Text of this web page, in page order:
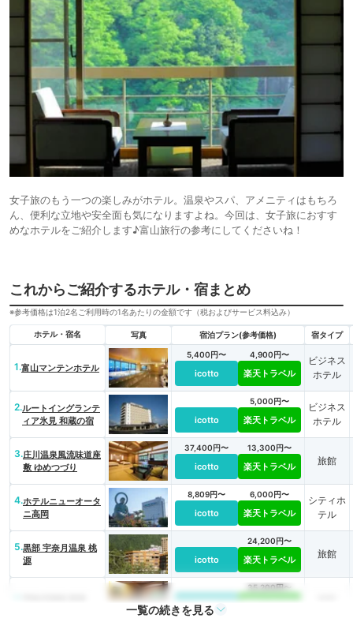
女子旅のもう一つの楽しみがホテル。温泉やスパ、アメニティはもちろ
ん、便利な立地や安全面も気になりますよね。今回は、女子旅におすす
めなホテルをご紹介します♪富山旅行の参考にしてくださいね！
これからご紹介するホテル・宿まとめ
※参考価格は1泊2名ご利用時の1名あたりの金額です（税およびサービス料込み）
ホテル・宿名 写真 宿泊プラン(参考価格) 宿タイプ
1.富山マンテンホテル
5,400円〜
icotto
4,900円〜
楽天トラベル
ビジネス
ホテル
2.ルートイングランテ
ィア氷見 和蔵の宿
icotto
5,000円〜
楽天トラベル
ビジネス
ホテル
3.庄川温泉風流味道座
敷 ゆめつづり
37,400円〜
icotto
13,300円〜
楽天トラベル 旅館
4.ホテルニューオータ
ニ高岡
8,809円〜
icotto
6,000円〜
楽天トラベル
シティホ
テル
5.黒部 宇奈月温泉 桃
源
icotto
24,200円〜
楽天トラベル 旅館
icotto
35,200円〜
一覧の続きを見る